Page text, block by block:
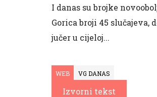
I danas su brojke
Gorica broji 45 slučajeva,
jučer u cijeloj...
WEB VG DANAS
Izvorni tekst